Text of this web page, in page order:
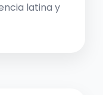
latina y